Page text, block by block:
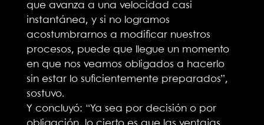
que avanza a una velocidad casi
instantánea, y si no logramos
acostumbrarnos a modificar nuestros
procesos, puede que llegue un momento
en que nos veamos obligados a hacerlo
sin estar lo suficientemente preparados”,
sostuvo.
Y concluyó: “Ya sea por decisión o por